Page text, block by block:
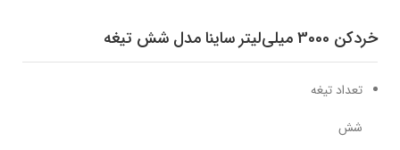
خردکن 3000 میلی‌لیتر ساینا مدل شش تیغه
تعداد تیغه
شش